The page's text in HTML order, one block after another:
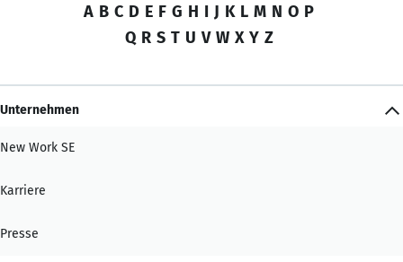
A B C D E F G H I J K L M N O P
Q R S T U V W X Y Z
Unternehmen
New Work SE
Karriere
Presse